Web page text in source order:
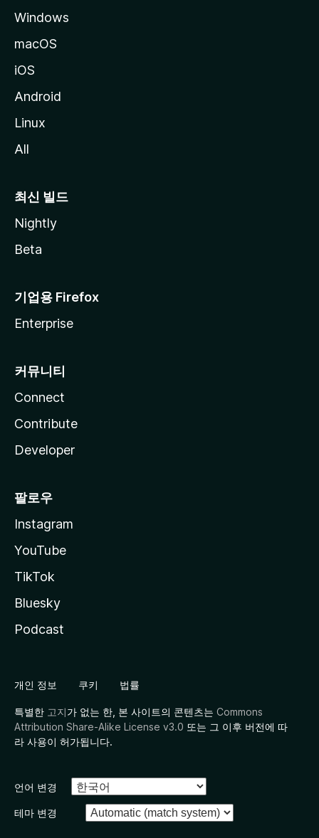
Windows
macOS
iOS
Android
Linux
All
최신 빌드
Nightly
Beta
기업용 Firefox
Enterprise
커뮤니티
Connect
Contribute
Developer
팔로우
Instagram
YouTube
TikTok
Bluesky
Podcast
개인 정보 쿠키 법률
특별한 고지가 없는 한, 본 사이트의 콘텐츠는 Commons
Attribution Share-Alike License v3.0 또는 그 이후 버전에 따
라 사용이 허가됩니다.
언어 변경
테마 변경